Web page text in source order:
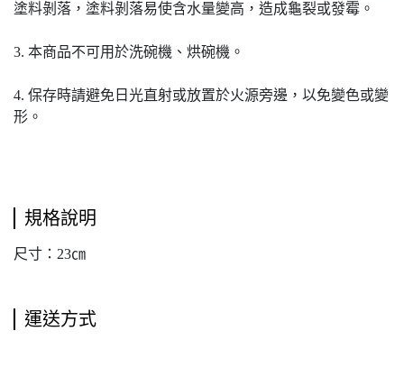
塗料剝落，塗料剝落易使含水量變高，造成龜裂或發霉。
3. 本商品不可用於洗碗機、烘碗機。
4. 保存時請避免日光直射或放置於火源旁邊，以免變色或變
形。
規格說明
尺寸：23㎝
運送方式